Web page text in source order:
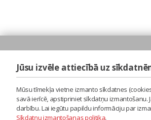
Jūsu izvēle attiecībā uz
Mūsu tīmekļa vietne izmanto sīkdatnes
savā ierīcē, apstipriniet sīkdatņu
darbību. Lai iegūtu papildu informāciju par
Sīkdatņu izmantošanas politika.